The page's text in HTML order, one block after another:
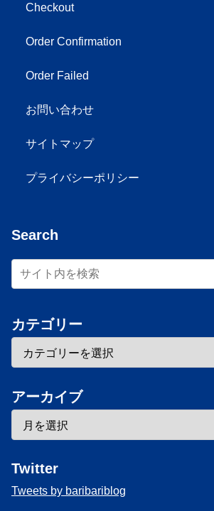
Checkout
Order Confirmation
Order Failed
お問い合わせ
サイトマップ
プライバシーポリシー
Search
カテゴリー
アーカイブ
Twitter
Tweets by baribariblog